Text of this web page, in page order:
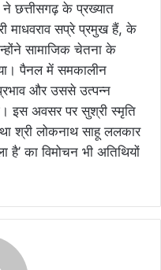
छत्तीसगढ़ के प्रख्यात
माधवराव सप्रे प्रमुख हैं, के
सामाजिक चेतना के
पैनल में समकालीन
और उससे उत्पन्न
इस अवसर पर सुश्री स्मृति
श्री लोकनाथ साहू ललकार
है’ का विमोचन भी अतिथियों